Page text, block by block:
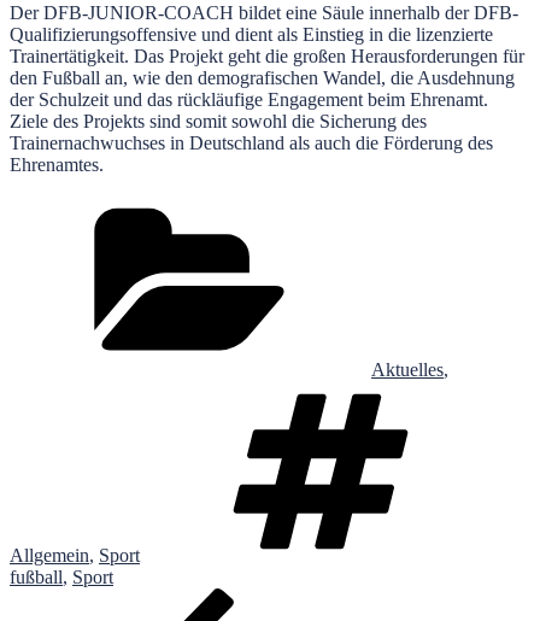
Der DFB-JUNIOR-COACH bildet eine Säule innerhalb der DFB-
Qualifizierungsoffensive und dient als Einstieg in die lizenzierte
Trainertätigkeit. Das Projekt geht die großen Herausforderungen für
den Fußball an, wie den demografischen Wandel, die Ausdehnung
der Schulzeit und das rückläufige Engagement beim Ehrenamt.
Ziele des Projekts sind somit sowohl die Sicherung des
Trainernachwuchses in Deutschland als auch die Förderung des
Ehrenamtes.
Aktuelles,
Allgemein, Sport
fußball, Sport
Beitragsnavigation